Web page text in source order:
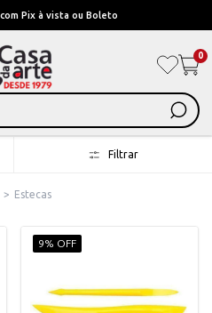
0
Filtrar
> Estecas
9% OFF